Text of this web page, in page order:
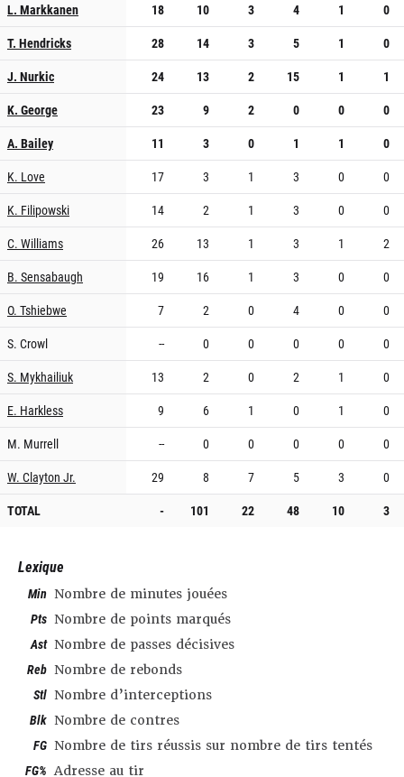
L. Markkanen 18 10 3 4 1
0
T. Hendricks
28 14 3 5 1
0
J. Nurkic
24 13 2 15 1
1
K. George
23 9 2 0 0
0
A. Bailey
11 3 0 1 1
0
K. Love
17 3 1 3 0
0
K. Filipowski
14 2 1 3 0
0
C. Williams
26 13 1 3 1
2
B. Sensabaugh
19 16 1 3 0
0
O. Tshiebwe
7 2 0 4 0
0
S. Crowl
-- 0 0 0 0
0
S. Mykhailiuk
13 2 0 2 1
0
E. Harkless
9 6 1 0 1
0
M. Murrell
-- 0 0 0 0
0
W. Clayton Jr.
29 8 7 5 3
0
TOTAL
- 101 22 48 10 3
Lexique
Min Nombre de minutes jouées
Pts Nombre de points marqués
Ast Nombre de passes décisives
Reb Nombre de rebonds
Stl Nombre d’interceptions
Blk Nombre de contres
FG Nombre de tirs réussis sur nombre de tirs tentés
FG% Adresse au tir